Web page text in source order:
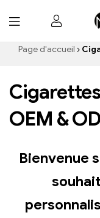
Page d'accueil
OEM &
Bienvenue